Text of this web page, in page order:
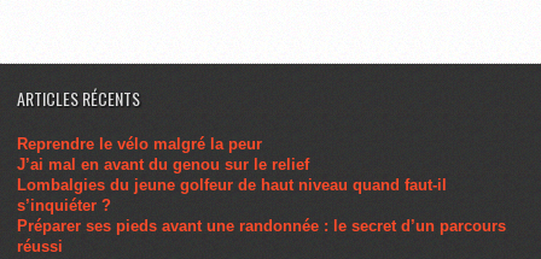
ARTICLES RÉCENTS
Reprendre le vélo malgré la peur
J’ai mal en avant du genou sur le relief
Lombalgies du jeune golfeur de haut niveau quand faut-il
s’inquiéter ?
Préparer ses pieds avant une randonnée : le secret d’un parcours
réussi